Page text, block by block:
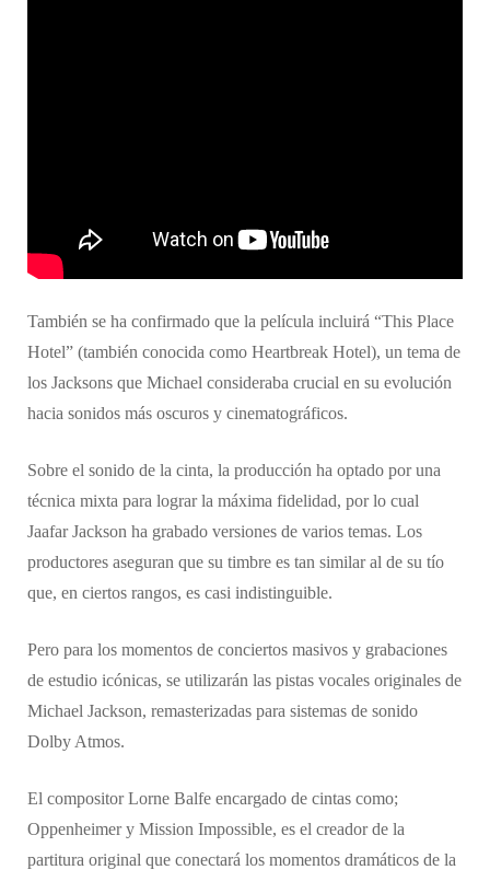
​También se ha confirmado que la película incluirá “This Place
Hotel” (también conocida como Heartbreak Hotel), un tema de
los Jacksons que Michael consideraba crucial en su evolución
hacia sonidos más oscuros y cinematográficos.
​​Sobre el sonido de la cinta, la producción ha optado por una
técnica mixta para lograr la máxima fidelidad, por lo cual
Jaafar Jackson ha grabado versiones de varios temas. Los
productores aseguran que su timbre es tan similar al de su tío
que, en ciertos rangos, es casi indistinguible.
Pero para los momentos de conciertos masivos y grabaciones
de estudio icónicas, se utilizarán las pistas vocales originales de
Michael Jackson, remasterizadas para sistemas de sonido
Dolby Atmos.
El compositor Lorne Balfe encargado de cintas como;
Oppenheimer y Mission Impossible, es el creador de la
partitura original que conectará los momentos dramáticos de la